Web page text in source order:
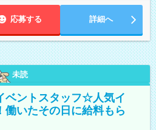
応募する 詳細へ
未読
ベントスタッフ☆人気イ
働いたその日に給料もら